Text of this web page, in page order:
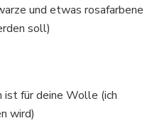
und etwas rosafarbene
soll)
ist für deine Wolle (ich
wird)